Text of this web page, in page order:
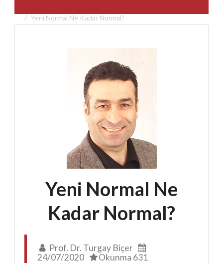
Yeni Normal Ne Kadar Normal?
Yeni Normal Ne
Kadar Normal?
Prof. Dr. Turgay Biçer
24/07/2020
Okunma 631